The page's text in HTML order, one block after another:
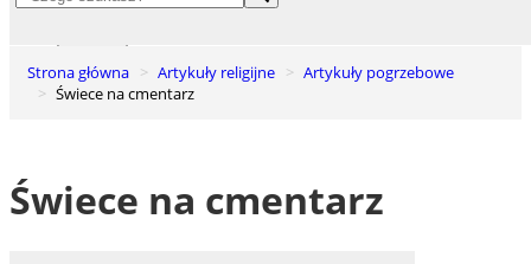
Strona główna Artykuły religijne
Artykuły pogrzebowe
Świece na cmentarz
Świece na cmentarz